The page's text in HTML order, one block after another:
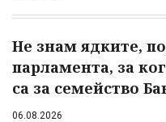
Не знам ядките,
парламента, за
са за семейство
06.08.2026